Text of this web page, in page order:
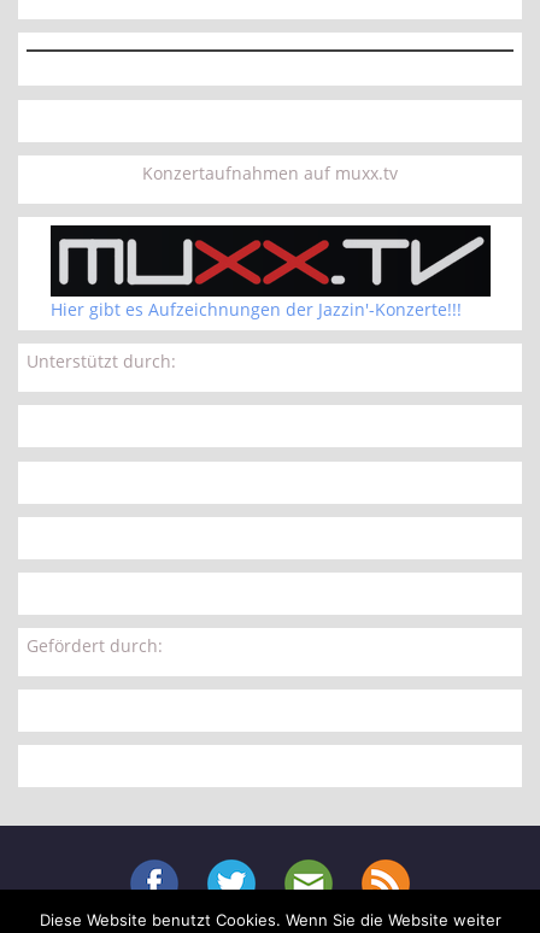
Konzertaufnahmen auf muxx.tv
Hier gibt es Aufzeichnungen der Jazzin'-Konzerte!!!
Unterstützt durch:
Gefördert durch:
Diese Website benutzt Cookies. Wenn Sie die Website weiter